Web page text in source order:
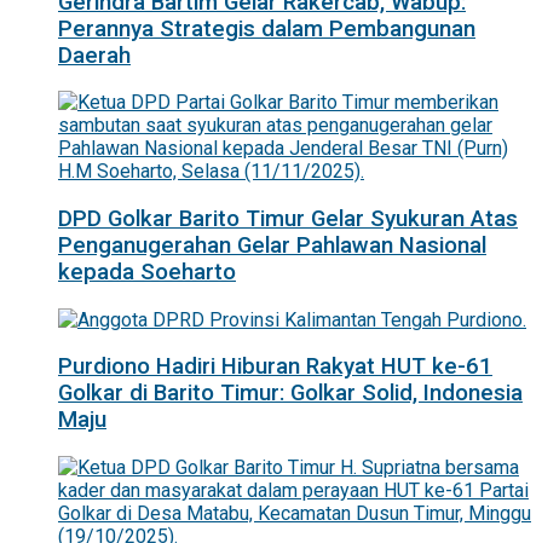
Perannya Strategis dalam Pembangunan
Daerah
DPD Golkar Barito Timur Gelar Syukuran Atas
Penganugerahan Gelar Pahlawan Nasional
kepada Soeharto
Purdiono Hadiri Hiburan Rakyat HUT ke-61
Golkar di Barito Timur: Golkar Solid, Indonesia
Maju